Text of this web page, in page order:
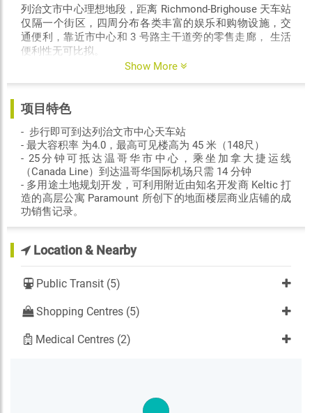
列治文市中心理想地段，距离 Richmond-Brighouse 天车站
仅隔一个街区，四周分布各类丰富的娱乐和购物设施，交
通便利，靠近市中心和 3 号路主干道旁的零售走廊， 生活
便利性无可比拟。
Show More
项目特色
- 步行即可到达列治文市中心天车站
- 最大容积率 为4.0，最高可见楼高为 45 米（148尺）
- 25分钟可抵达温哥华市中心，乘坐加拿大捷运线
（Canada Line）到达温哥华国际机场只需 14 分钟
- 多用途土地规划开发，可利用附近由知名开发商 Keltic 打
造的高层公寓 Paramount 所创下的地面楼层商业店铺的成
功销售记录。
Location & Nearby
Public Transit (5)
Shopping Centres (5)
Medical Centres (2)